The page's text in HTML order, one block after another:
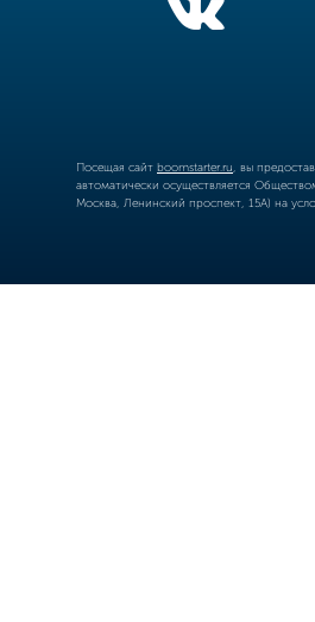
Посещая сайт boomstarter.ru , вы
автоматически осуществляется
Москва, Ленинский проспект, 15А) на